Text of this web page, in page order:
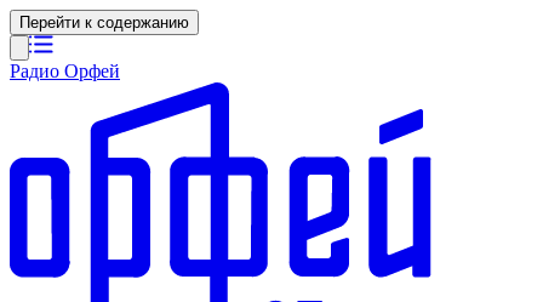
Перейти к содержанию
Радио Орфей